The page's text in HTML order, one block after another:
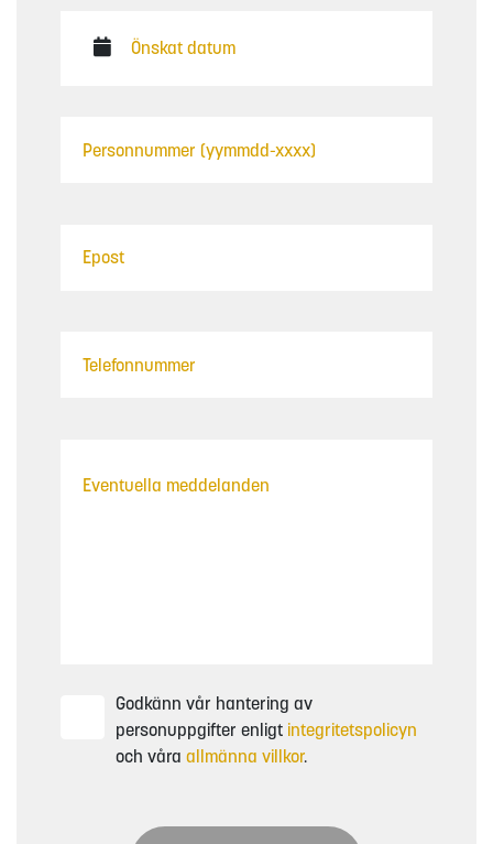
Godkänn vår hantering av
personuppgifter enligt integritetspolicyn
och våra allmänna villkor.